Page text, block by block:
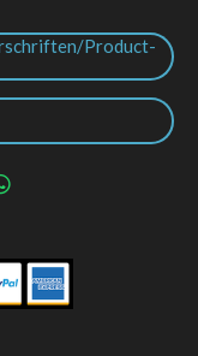
Product-